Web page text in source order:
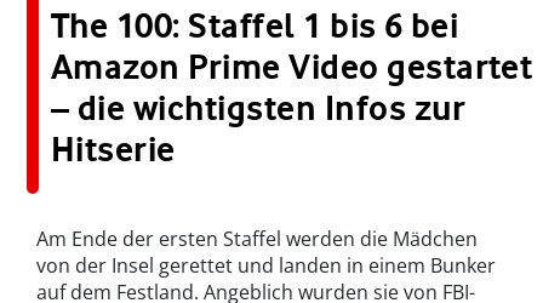
The 100: Staffel 1 bis 6 bei
Amazon Prime Video gestartet
– die wichtigsten Infos zur
Hitserie
Am Ende der ersten Staffel werden die Mädchen
von der Insel gerettet und landen in einem Bunker
auf dem Festland. Angeblich wurden sie von FBI-